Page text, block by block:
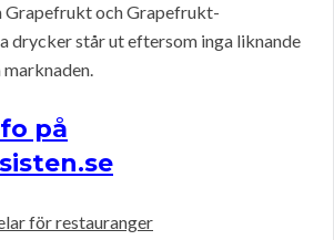
Grapefrukt och Grapefrukt-
drycker står ut eftersom inga liknande
på
för restauranger